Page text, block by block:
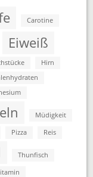
Carotine
Eiweiß
Hirn
Müdigkeit
Pizza Reis
Thunfisch